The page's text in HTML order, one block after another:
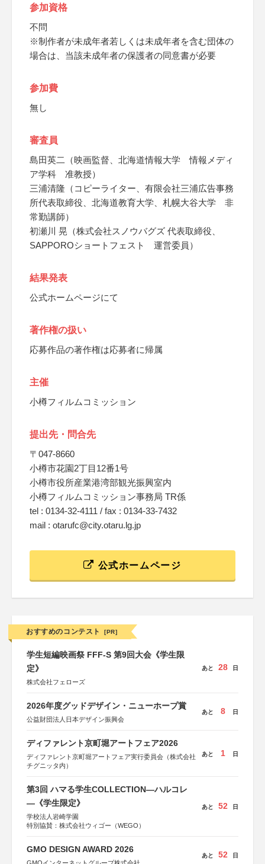
参加資格
不問
※制作者が未成年者若しくは未成年者を含む団体の
場合は、当該未成年者の保護者の同意書が必要
参加費
無し
審査員
島田英二（映画監督、北海道情報大学 情報メディ
ア学科 准教授）
三浦清隆（コピーライター、有限会社三浦広告事務
所代表取締役、北海道教育大学、札幌大谷大学 非
常勤講師）
初瀬川 晃（株式会社スノウバグズ 代表取締役、
SAPPOROショートフェスト 運営委員）
結果発表
公式ホームページにて
著作権の扱い
応募作品の著作権は応募者に帰属
主催
小樽フィルムコミッション
提出先・問合先
〒047-8660
小樽市花園2丁目12番1号
小樽市役所産業港湾部観光振興室内
小樽フィルムコミッション事務局 TR係
tel : 0134-32-4111 / fax : 0134-33-7432
mail : otarufc@city.otaru.lg.jp
公式ホームページ
おすすめのコンテスト [PR]
学生短編映画祭 FFF-S 第9回大会《学生限
定》
株式会社フェローズ
あと 28 日
2026年度グッドデザイン・ニューホープ賞
公益財団法人日本デザイン振興会
あと 8 日
ディファレント京町堀アートフェア2026
ディファレント京町堀アートフェア実行委員会（株式会社
チグニッタ内）
あと 1 日
第3回 ハマる学生COLLECTION―ハルコレ
―《学生限定》
学校法人岩崎学園
特別協賛：株式会社ウィゴー（WEGO）
あと 52 日
GMO DESIGN AWARD 2026
あと 52 日